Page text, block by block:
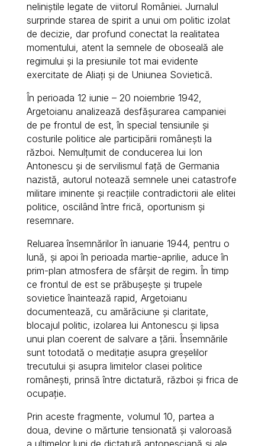
neliniștile legate de viitorul României. Jurnalul
surprinde starea de spirit a unui om politic izolat
de decizie, dar profund conectat la realitatea
momentului, atent la semnele de oboseală ale
regimului și la presiunile tot mai evidente
exercitate de Aliați și de Uniunea Sovietică.
În perioada 12 iunie – 20 noiembrie 1942,
Argetoianu analizează desfășurarea campaniei
de pe frontul de est, în special tensiunile și
costurile politice ale participării românești la
război. Nemulțumit de conducerea lui Ion
Antonescu și de servilismul față de Germania
nazistă, autorul notează semnele unei catastrofe
militare iminente și reacțiile contradictorii ale elitei
politice, oscilând între frică, oportunism și
resemnare.
Reluarea însemnărilor în ianuarie 1944, pentru o
lună, și apoi în perioada martie-aprilie, aduce în
prim-plan atmosfera de sfârșit de regim. În timp
ce frontul de est se prăbușește și trupele
sovietice înaintează rapid, Argetoianu
documentează, cu amărăciune și claritate,
blocajul politic, izolarea lui Antonescu și lipsa
unui plan coerent de salvare a țării. Însemnările
sunt totodată o meditație asupra greșelilor
trecutului și asupra limitelor clasei politice
românești, prinsă între dictatură, război și frica de
ocupație.
Prin aceste fragmente, volumul 10, partea a
doua, devine o mărturie tensionată și valoroasă
a ultimelor luni de dictatură antonesciană și ale